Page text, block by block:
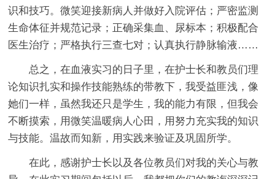
识和技巧。微笑迎接新病人并做好入院评估；严密监测
生命体征并规范记录；正确采集血、尿标本；积极配合
医生治疗；严格执行三查七对；认真执行静脉输液……
总之，在血液实习的日子里，在护士长和教员们理
论知识扎实和操作技能熟练的带教下，我受益匪浅，像
她们一样，虽然我还只是学生，我的能力有限，但我会
不断摸索，用微笑温暖病人心田，用努力充实我的知识
与技能。温故而知新，用实践来验证及巩固所学。
在此，感谢护士长以及各位教员们对我的关心与教